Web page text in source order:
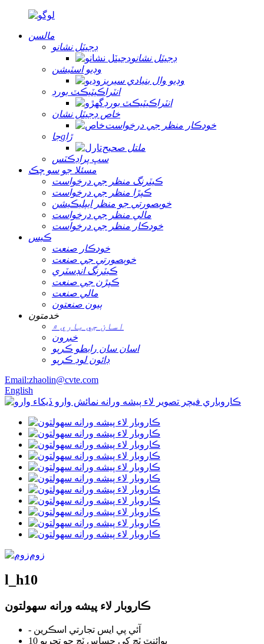
مالسن
ڊجيٽل نشانو
ڊجيٽل نشانو
وڊيو اسٽيشن
وڊيو وال بنيادي سيريز
انٽراڪيٽيڪٽ بورڊ
انٽراڪيٽيڪٽ بورڊ
خاص ڊجيٽل نشان
خودڪار منظر جي درخواست
جاgڙا
ملتل صحيح
سڀ پراڊڪٽس
مسئلا جو سو چڪ
ڪيٽرنگ منظر جي درخواست
ڪپڙا منظر جي درخواست
خوبصورتي جو منظر ايپليڪيشن
مالي منظر جي درخواست
خودڪار منظر جي درخواست
ڪيس
خودڪار صنعت
خوبصورتي جي صنعت
ڪيٽرنگ انڊسٽري
ڪپڙن جي صنعت
مالي صنعت
ٻيون صنعتون
خدمتون
اسان جي باري ۾
خبرون
اسان سان رابطو ڪريو
ڊائون لوڊ ڪريو
Email:zhaolin@cvte.com
English
زوم
l_h10
ڪاروبار لاء پيشه ورانه سهولتون
- آئي پي ايس تجارتي اسڪرين
10 پوائنٽ ٽچ کي حساس ٽچ جو تجربو